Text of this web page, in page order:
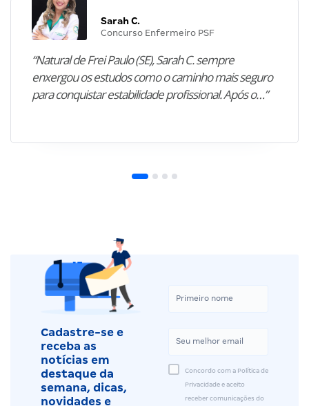
Sarah C.
Concurso Enfermeiro PSF
“Natural de Frei Paulo (SE), Sarah C. sempre
enxergou os estudos como o caminho mais seguro
para conquistar estabilidade profissional. Após o…”
Cadastre-se e
receba as
notícias em
destaque da
semana, dicas,
novidades e
Concordo com a Política de
Privacidade e aceito
receber comunicações do